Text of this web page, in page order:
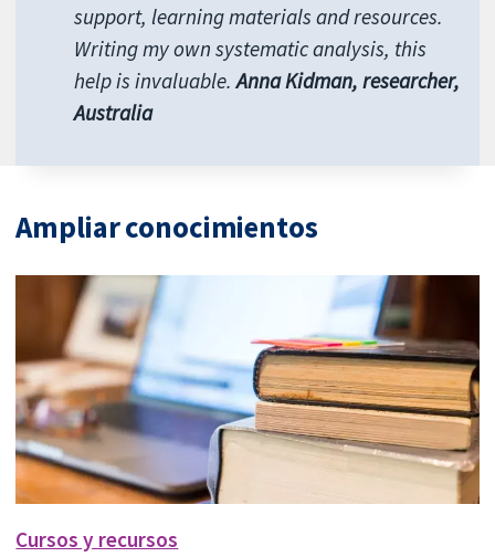
support, learning materials and resources.
Writing my own systematic analysis, this
help is invaluable.Anna Kidman, researcher,
Australia
Ampliar conocimientos
Cursos y recursos